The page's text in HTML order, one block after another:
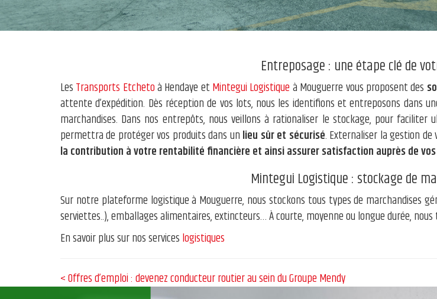
Entreposage : une étape clé de
Les Transports Etchetoà Hendaye etMintegui Logistique à Mouguerre vous proposent des
attente d’expédition. Dès réception de vos lots, nous les identifions et entreposons dans
marchandises. Dans nos entrepôts, nous veillons à rationaliser le stockage, pour
permettra de protéger vos produits dans un lieu sûr et sécurisé. Externaliser la gestion
la contribution à votre rentabilité financière et ainsi assurer satisfaction auprès de
Mintegui Logistique : stockage de
Sur notre plateforme logistique à Mouguerre, nous stockons tous types de marchandises
serviettes..), emballages alimentaires, extincteurs… À courte, moyenne ou longue durée,
En savoir plus sur nos services logistiques
< Offres d’emploi : devenez conducteur routier au sein du Groupe Mendy